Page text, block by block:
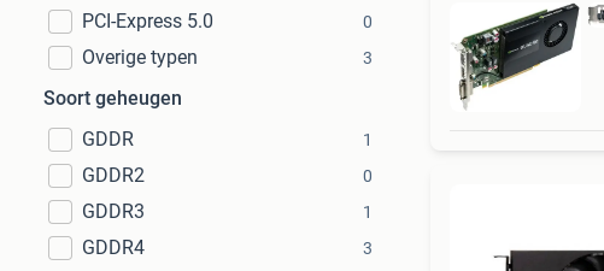
PCI-Express 5.0 0
Overige typen 3
Soort geheugen
GDDR
1
GDDR2 0
GDDR3 1
GDDR4 3